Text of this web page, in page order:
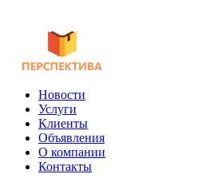
Новости
Услуги
Клиенты
Объявления
О компании
Контакты